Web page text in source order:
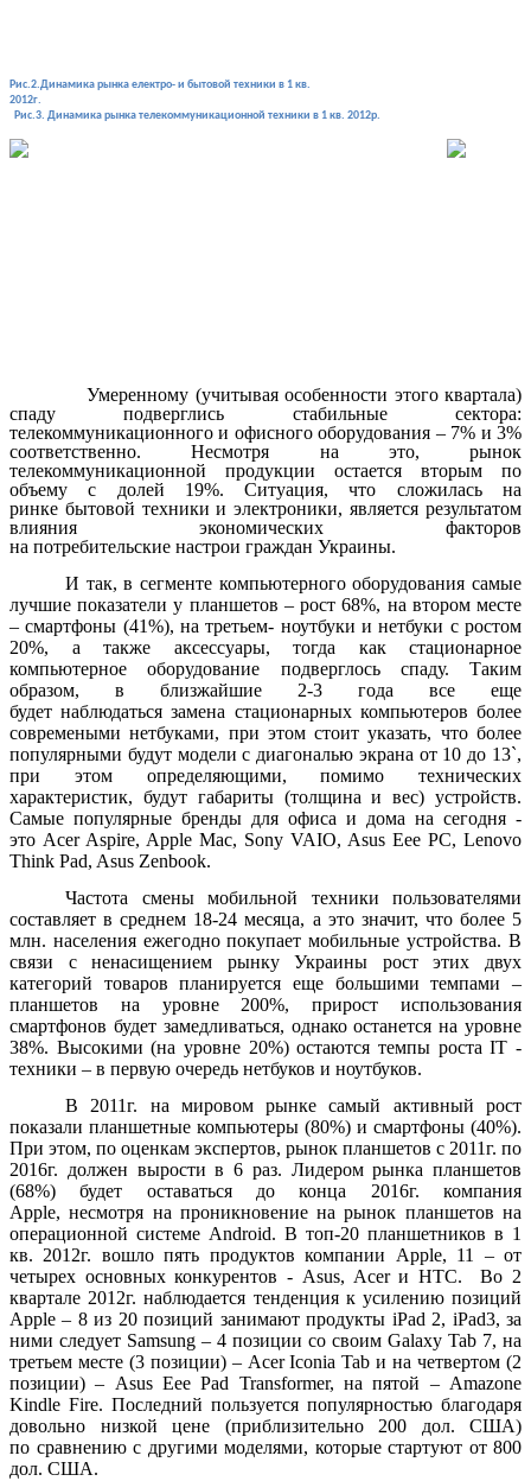
Рис.2.Динамика рынка електро- и бытовой техники в 1 кв.
2012г.
Рис.3. Динамика рынка телекоммуникационной техники в 1 кв. 2012р.
Умеренному (учитывая особенности этого квартала)
спаду подверглись стабильные сектора:
телекоммуникационного и офисного оборудования – 7% и 3%
соответственно. Несмотря на это, рынок
телекоммуникационной продукции остается вторым по
объему с долей 19%. Ситуация, что сложилась на
ринке бытовой техники и электроники, является результатом
влияния экономических факторов
на потребительские настрои граждан Украины.
И так, в сегменте компьютерного оборудования самые
лучшие показатели у планшетов – рост 68%, на втором месте
– смартфоны (41%), на третьем- ноутбуки и нетбуки с ростом
20%, а также аксессуары, тогда как стационарное
компьютерное оборудование подверглось спаду. Таким
образом, в близжайшие 2-3 года все еще
будет наблюдаться замена стационарных компьютеров более
современыми нетбуками, при этом стоит указать, что более
популярными будут модели с диагональю экрана от 10 до 13`,
при этом определяющими, помимо технических
характеристик, будут габариты (толщина и вес) устройств.
Самые популярные бренды для офиса и дома на сегодня -
это Acer Aspire, Apple Mac, Sony VAIO, Asus Eee PC, Lenovo
Think Pad, Asus Zenbook.
Частота смены мобильной техники пользователями
составляет в среднем 18-24 месяца, а это значит, что более 5
млн. населения ежегодно покупает мобильные устройства. В
связи с ненасищением рынку Украины рост этих двух
категорий товаров планируется еще большими темпами –
планшетов на уровне 200%, прирост использования
смартфонов будет замедливаться, однако останется на уровне
38%. Высокими (на уровне 20%) остаются темпы роста ІТ -
техники – в первую очередь нетбуков и ноутбуков.
В 2011г. на мировом рынке самый активный рост
показали планшетные компьютеры (80%) и смартфоны (40%).
При этом, по оценкам экспертов, рынок планшетов с 2011г. по
2016г. должен вырости в 6 раз. Лидером рынка планшетов
(68%) будет оставаться до конца 2016г. компания
Apple, несмотря на проникновение на рынок планшетов на
операционной системе Android. В топ-20 планшетников в 1
кв. 2012г. вошло пять продуктов компании Apple, 11 – от
четырех основных конкурентов - Asus, Acer и HTC. Во 2
квартале 2012г. наблюдается тенденция к усилению позиций
Apple – 8 из 20 позиций занимают продукты iPad 2, iPad3, за
ними следует Samsung – 4 позиции со своим Galaxy Tab 7, на
третьем месте (3 позиции) – Acer Iconia Tab и на четвертом (2
позиции) – Asus Eee Pad Transformer, на пятой – Amazone
Kindle Fire. Последний пользуется популярностью благодаря
довольно низкой цене (приблизительно 200 дол. США)
по сравнению с другими моделями, которые стартуют от 800
дол. США.